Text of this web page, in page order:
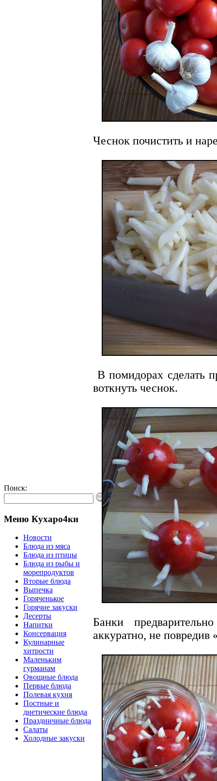
Поиск:
Меню Кухаро4ки
Новости
Блюда из мяса
Блюда из птицы
Блюда из рыбы и
морепродуктов
Вторые блюда
Выпечка
Горяченькое
Горячие закуски
Десерты
Напитки
Консервация
Кулинарные
хитрости
Маленьким
гурманам
Овощные блюда
Первые блюда
Полевая кухня
Постные и
диетические блюда
Праздничные блюда
Салаты
Холодные закуски
Чеснок почистить и
В помидорах сделать
воткнуть чеснок.
Банки
аккуратно, не